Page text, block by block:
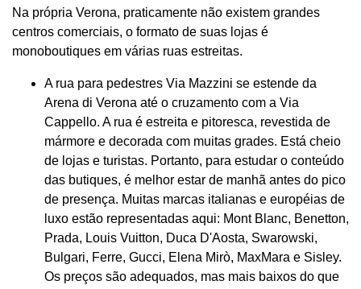
Na própria Verona, praticamente não existem grandes
centros comerciais, o formato de suas lojas é
monoboutiques em várias ruas estreitas.
A rua para pedestres Via Mazzini se estende da
Arena di Verona até o cruzamento com a Via
Cappello. A rua é estreita e pitoresca, revestida de
mármore e decorada com muitas grades. Está cheio
de lojas e turistas. Portanto, para estudar o conteúdo
das butiques, é melhor estar de manhã antes do pico
de presença. Muitas marcas italianas e européias de
luxo estão representadas aqui: Mont Blanc, Benetton,
Prada, Louis Vuitton, Duca D'Aosta, Swarowski,
Bulgari, Ferre, Gucci, Elena Mirò, MaxMara e Sisley.
Os preços são adequados, mas mais baixos do que